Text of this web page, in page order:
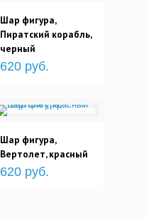
Шар фигура,
Пиратский корабль,
черный
620 руб.
Шар фигура,
Вертолет, красный
620 руб.